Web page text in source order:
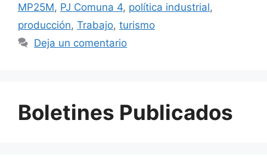
MP25M, PJ Comuna 4, política industrial,
producción, Trabajo, turismo
Deja un comentario
Boletines Publicados